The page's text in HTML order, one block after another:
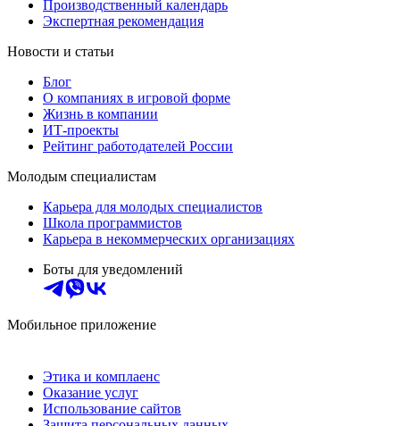
Производственный календарь
Экспертная рекомендация
Новости и статьи
Блог
О компаниях в игровой форме
Жизнь в компании
ИТ-проекты
Рейтинг работодателей России
Молодым специалистам
Карьера для молодых специалистов
Школа программистов
Карьера в некоммерческих организациях
Боты для уведомлений
Мобильное приложение
Этика и комплаенс
Оказание услуг
Использование сайтов